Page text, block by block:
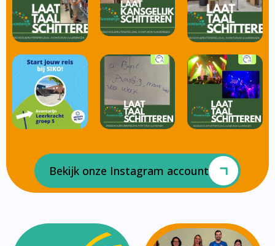
Bekijk onze Instagram account